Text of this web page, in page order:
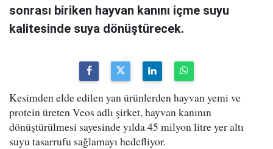
sonrası biriken hayvan kanını içme suyu
kalitesinde suya dönüştürecek.
Kesimden elde edilen yan ürünlerden hayvan yemi ve
protein üreten Veos adlı şirket, hayvan kanının
dönüştürülmesi sayesinde yılda 45 milyon litre yer altı
suyu tasarrufu sağlamayı hedefliyor.